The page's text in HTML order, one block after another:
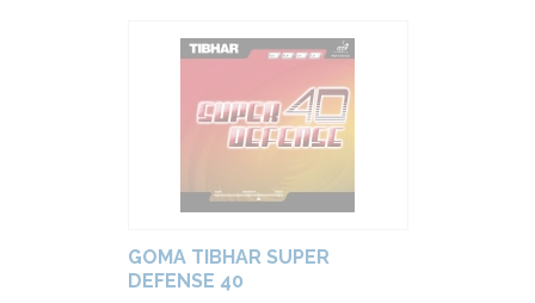
GOMA TIBHAR SUPER
DEFENSE 40